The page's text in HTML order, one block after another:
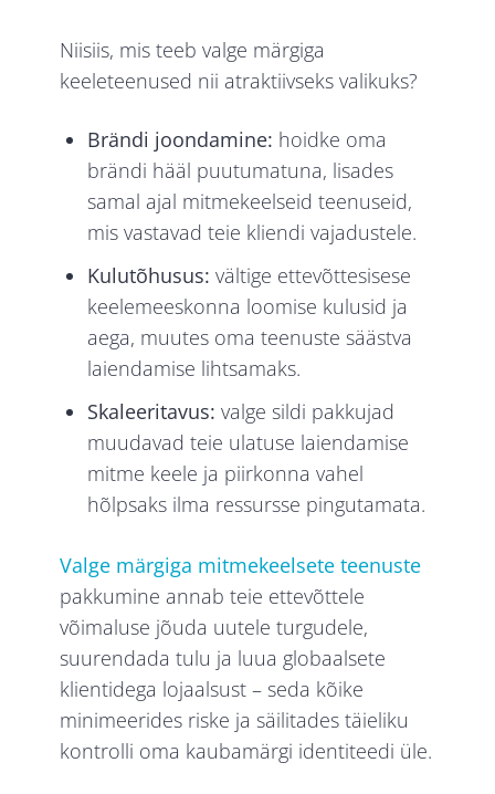
Niisiis, mis teeb valge märgiga
keeleteenused nii atraktiivseks valikuks?
Brändi joondamine: hoidke oma
brändi hääl puutumatuna, lisades
samal ajal mitmekeelseid teenuseid,
mis vastavad teie kliendi vajadustele.
Kulutõhusus: vältige ettevõttesisese
keelemeeskonna loomise kulusid ja
aega, muutes oma teenuste säästva
laiendamise lihtsamaks.
Skaleeritavus: valge sildi pakkujad
muudavad teie ulatuse laiendamise
mitme keele ja piirkonna vahel
hõlpsaks ilma ressursse pingutamata.
Valge märgiga mitmekeelsete teenuste
pakkumine annab teie ettevõttele
võimaluse jõuda uutele turgudele,
suurendada tulu ja luua globaalsete
klientidega lojaalsust – seda kõike
minimeerides riske ja säilitades täieliku
kontrolli oma kaubamärgi identiteedi üle.